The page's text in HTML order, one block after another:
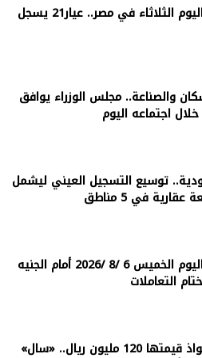
سعر الذهب اليوم الثلاثاء في مصر.. عيار21 يسجل
والصناعة.. مجلس الوزراء يوافق
توسيع التسجيل العيني ليشمل
سعر الدولار اليوم الخميس 6 /8 /2026 أمام الجنيه
التعاملات
بصفقة استحواذ قيمتها 120 مليون ريال.. «سال»